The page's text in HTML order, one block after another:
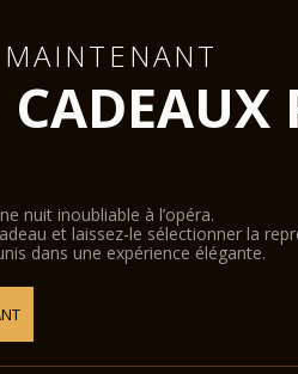
nuit inoubliable à l’opéra.
et laissez-le sélectionner la
dans une expérience élégante.